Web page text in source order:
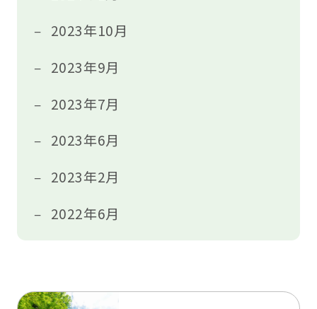
2023年10月
2023年9月
2023年7月
2023年6月
2023年2月
2022年6月